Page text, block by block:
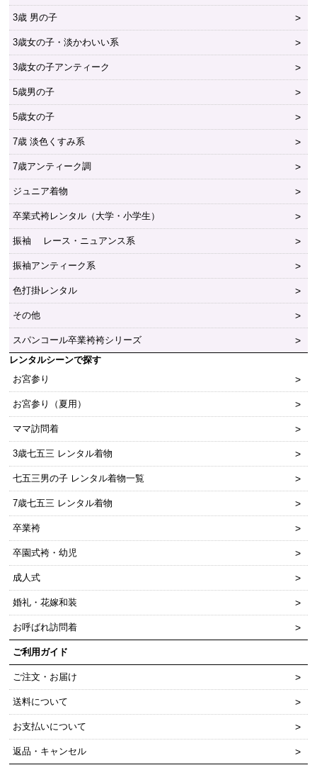
3歳 男の子
3歳女の子・淡かわいい系
3歳女の子アンティーク
5歳男の子
5歳女の子
7歳 淡色くすみ系
7歳アンティーク調
ジュニア着物
卒業式袴レンタル（大学・小学生）
振袖 レース・ニュアンス系
振袖アンティーク系
色打掛レンタル
その他
スパンコール卒業袴袴シリーズ
レンタルシーンで探す
お宮参り
お宮参り（夏用）
ママ訪問着
3歳七五三 レンタル着物
七五三男の子 レンタル着物一覧
7歳七五三 レンタル着物
卒業袴
卒園式袴・幼児
成人式
婚礼・花嫁和装
お呼ばれ訪問着
ご利用ガイド
ご注文・お届け
送料について
お支払いについて
返品・キャンセル